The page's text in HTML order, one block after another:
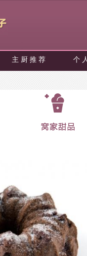
主 厨 推 荐 个